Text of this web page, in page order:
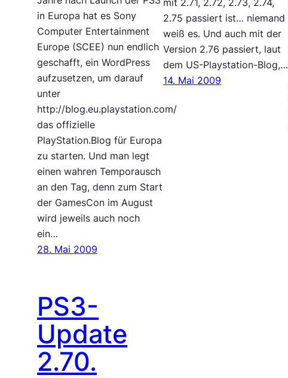
in Europa hat es Sony
Computer Entertainment
Europe (SCEE) nun endlich
geschafft, ein WordPress
aufzusetzen, um darauf
unter
http://blog.eu.playstation.com/
das offizielle
PlayStation.Blog für Europa
zu starten. Und man legt
einen wahren Temporausch
an den Tag, denn zum Start
der GamesCon im August
wird jeweils auch noch
ein…
28. Mai 2009
mit 2.71, 2.72, 2.73, 2.74,
2.75 passiert ist… niemand
weiß es. Und auch mit der
Version 2.76 passiert, laut
dem US-Playstation-Blog,…
14. Mai 2009
PS3-
Update
2.70.